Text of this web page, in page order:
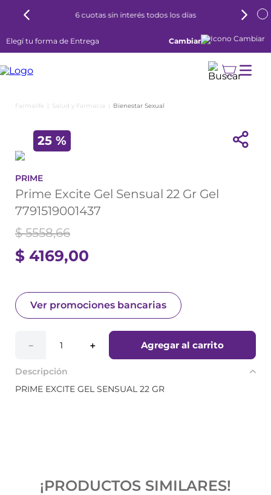
6 cuotas sin interés todos los días
Elegí tu forma de Entrega Cambiar
Salud y Farmacia Bienestar Sexual
25 %
PRIME
Prime Excite Gel Sensual 22 Gr Gel
7791519001437
$ 4169,00
$ 5558,66
Ver promociones bancarias
＋
－ Agregar al carrito
Descripción
PRIME EXCITE GEL SENSUAL 22 GR
¡PRODUCTOS SIMILARES!